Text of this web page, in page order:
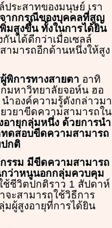
ระสาทของมนุษย์ เรา
ากกรณีของบุคคลที่สูญ
มสูงขึ้น ทั้งในการได้ยิน
นได้ดีกว่าเมื่อเซลล์
ามารถอีกด้านหนึ่งให้สูง
พิการทางสายตา อาทิ
มหาวิทยาลัยจอห์น ฮอ
ำองค์ความรู้ดังกล่าวมา
วยาขีดความสามารถใน
ายุกลุ่มหนึ่ง ด้วยการนำ
ทดสอบขีดความสามารถ
กติ
รรม มีขีดความสามารถ
กว่าหนูนอกกลุ่มควบคุม
ช้ชีวิตปกติราว 1 สัปดาห์
ะสามารถใช้วิธีการ
ผู้สูงอายุที่การได้ยิน